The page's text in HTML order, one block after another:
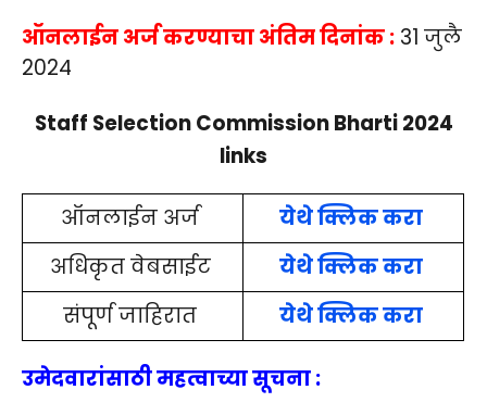
ऑनलाईन अर्ज करण्याचा अंतिम दिनांक : 31 जुलै
2024
Staff Selection Commission Bharti 2024
links
ऑनलाईन अर्ज
येथे क्लिक करा
अधिकृत वेबसाईट
येथे क्लिक करा
संपूर्ण जाहिरात
येथे क्लिक करा
उमेदवारांसाठी महत्वाच्या सूचना :